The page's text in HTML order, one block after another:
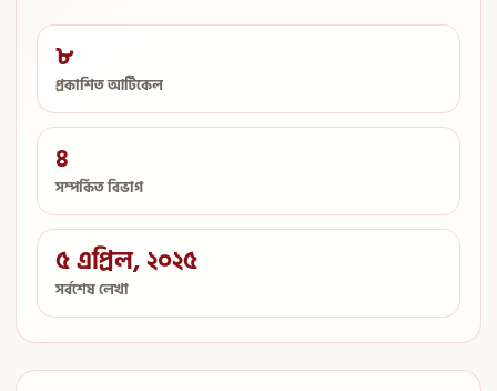
৮
প্রকাশিত আর্টিকেল
৪
সম্পর্কিত বিভাগ
৫ এপ্রিল, ২০২৫
সর্বশেষ লেখা